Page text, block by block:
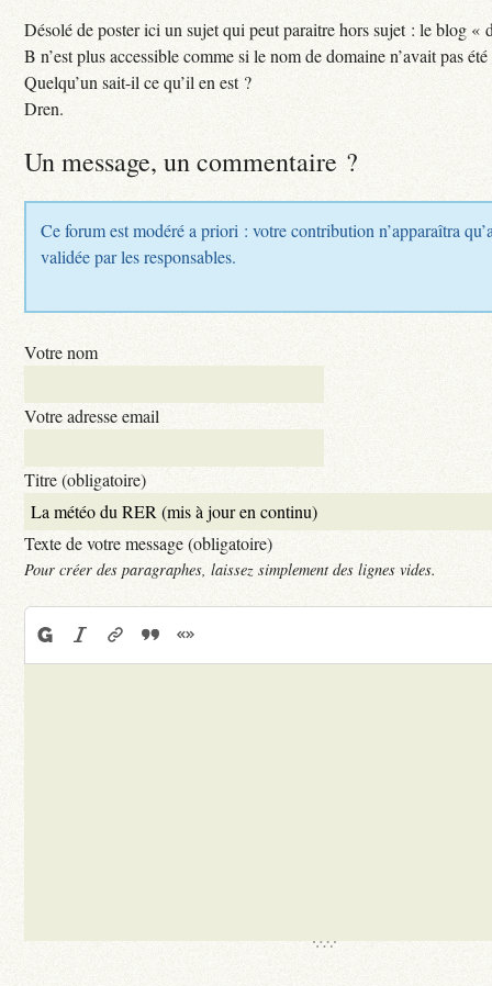
Désolé de poster ici un sujet qui peut paraitre hors sujet : le blog «
B n’est plus accessible comme si le nom de domaine n’avait pas
Quelqu’un sait-il ce qu’il en est ?
Dren.
Un message, un commentaire ?
Ce forum est modéré a priori : votre contribution n’apparaîtra
validée par les responsables.
Votre nom
Votre adresse email
Titre (obligatoire)
Texte de votre message (obligatoire)
Pour créer des paragraphes, laissez simplement des lignes vides.